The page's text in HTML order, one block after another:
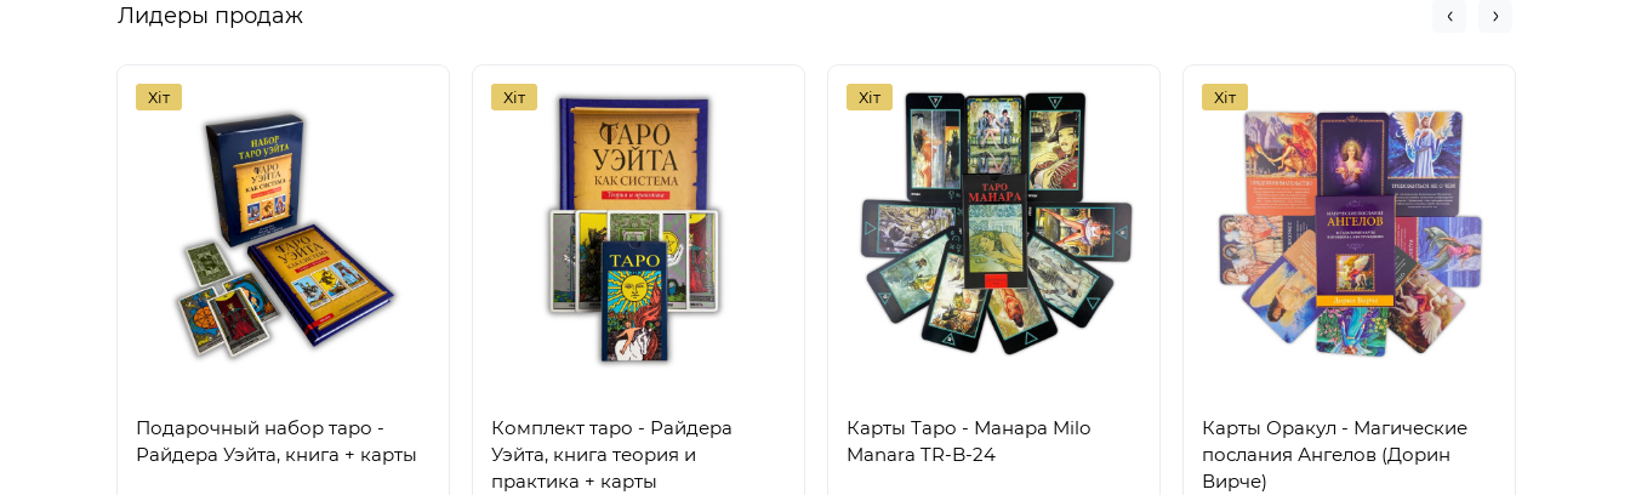
Лидеры продаж
Хіт
Подарочный набор таро -
Райдера Уэйта, книга + карты
Хіт
Комплект таро - Райдера
Уэйта, книга теория и
практика + карты
Хіт
Карты Таро - Манара Milo
Manara TR-B-24
Хіт
Карты Оракул - Магические
послания Ангелов (Дорин
Вирче)